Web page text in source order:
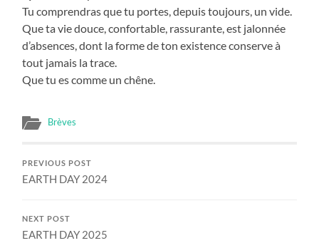
Tu comprendras que tu portes, depuis toujours, un vide.
Que ta vie douce, confortable, rassurante, est jalonnée
d’absences, dont la forme de ton existence conserve à
tout jamais la trace.
Que tu es comme un chêne.
Brèves
PREVIOUS POST
EARTH DAY 2024
NEXT POST
EARTH DAY 2025